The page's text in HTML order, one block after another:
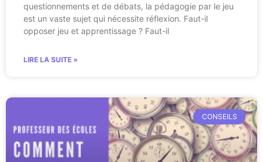
questionnements et de débats, la pédagogie par le jeu
est un vaste sujet qui nécessite réflexion. Faut-il
opposer jeu et apprentissage ? Faut-il
LIRE LA SUITE »
CONSEILS